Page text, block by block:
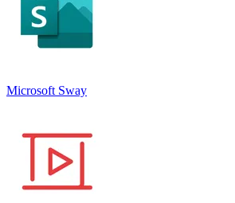
Microsoft Sway